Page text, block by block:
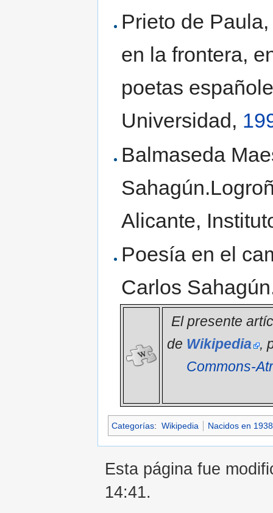
Prieto de
en la frontera,
poetas
Universidad,
Balmaseda
Alicante,
Poesía en el
Carlos
El presente
de Wikipedia ,
Commons-
Categorías: Wikipedia Nacidos en 1938
Esta página fue
14:41.